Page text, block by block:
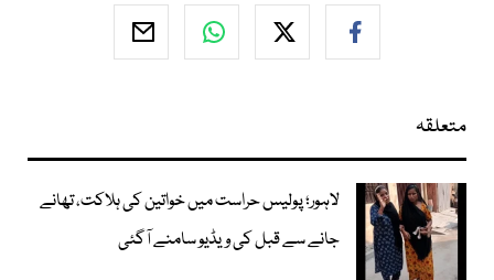
متعلقہ
لاہور؛ پولیس حراست میں خواتین کی ہلاکت، تھانے
جانے سے قبل کی ویڈیو سامنے آگئی